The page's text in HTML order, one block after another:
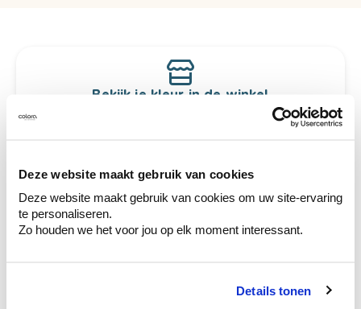
Deze website maakt gebruik van cookies
Deze website maakt gebruik van cookies om uw site-ervaring
te personaliseren.
Zo houden we het voor jou op elk moment interessant.
Details tonen
Bekijk je kleur in de winkel
Ontdek er kleurechte stalen van je
te verfijnen.
Krijg persoonlijk advies om kleuren te
combineren.